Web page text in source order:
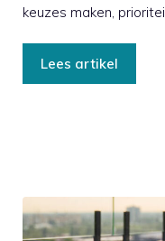
keuzes maken,
Lees artikel